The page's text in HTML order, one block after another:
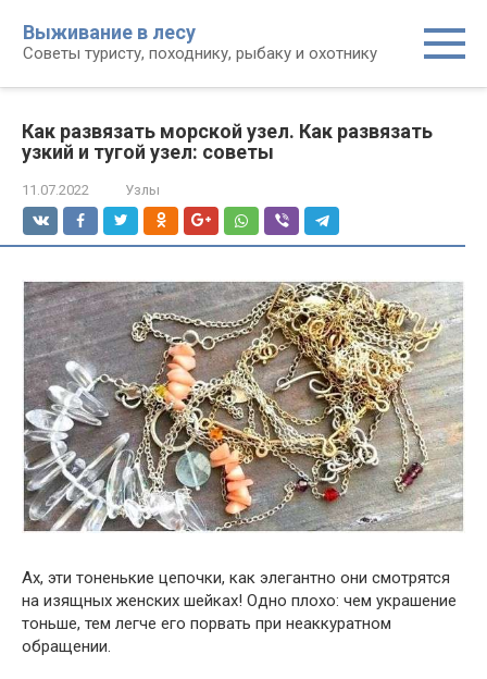
контенту
Выживание в лесу
Советы туристу, походнику, рыбаку и охотнику
Как развязать морской узел. Как развязать
узкий и тугой узел: советы
11.07.2022 Узлы
Ах, эти тоненькие цепочки, как элегантно они смотрятся
на изящных женских шейках! Одно плохо: чем украшение
тоньше, тем легче его порвать при неаккуратном
обращении.